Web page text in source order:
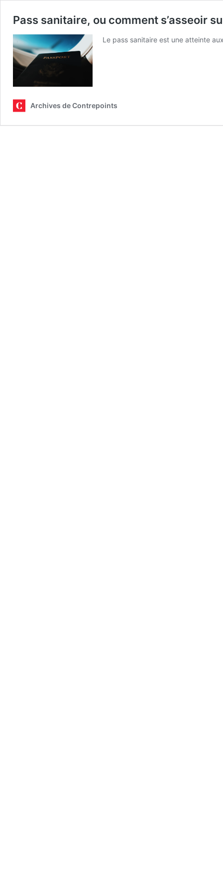
Pass sanitaire, ou comment s’asseoir
Le pass sanitaire est une atteinte
Archives de Contrepoints